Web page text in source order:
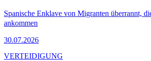
Spanische Enklave von Migranten überrannt,
ankommen
30.07.2026
VERTEIDIGUNG